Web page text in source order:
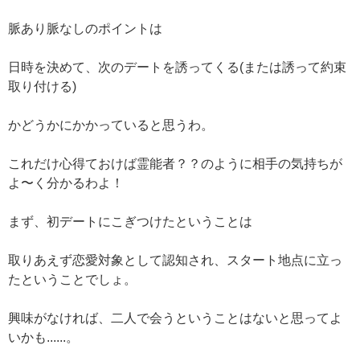
脈あり脈なしのポイントは
日時を決めて、次のデートを誘ってくる(または誘って約束
取り付ける)
かどうかにかかっていると思うわ。
これだけ心得ておけば霊能者？？のように相手の気持ちが
よ〜く分かるわよ！
まず、初デートにこぎつけたということは
取りあえず恋愛対象として認知され、スタート地点に立っ
たということでしょ。
興味がなければ、二人で会うということはないと思ってよ
いかも......。